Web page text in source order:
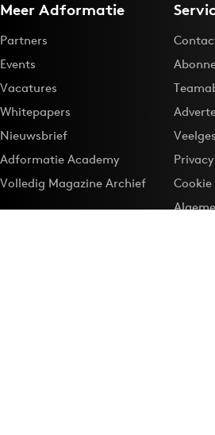
Meer Adformatie
Partners
Events
Vacatures
Whitepapers
Nieuwsbrief
Adformatie Academy
Volledig Magazine Archief